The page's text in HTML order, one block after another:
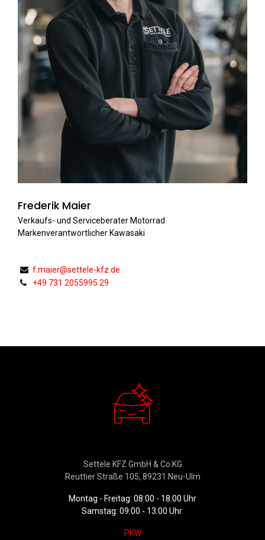
Frederik Maier
Verkaufs- und Serviceberater Motorrad
Markenverantwortlicher Kawasaki
f.maier@settele-kfz.de
+49 731 2055995 29
Settele KFZ GmbH & Co.KG
Reuttier Straße 105, 89231 Neu-Ulm
Montag - Freitag: 08:00 - 18:00 Uhr
Samstag: 09:00 - 13:00 Uhr
PKW